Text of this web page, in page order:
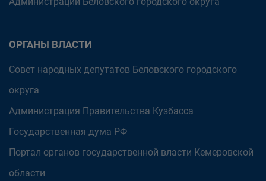
ОРГАНЫ ВЛАСТИ
Совет народных депутатов Беловского городского
округа
Администрация Правительства Кузбасса
Государственная дума РФ
Портал органов государственной власти Кемеровской
области